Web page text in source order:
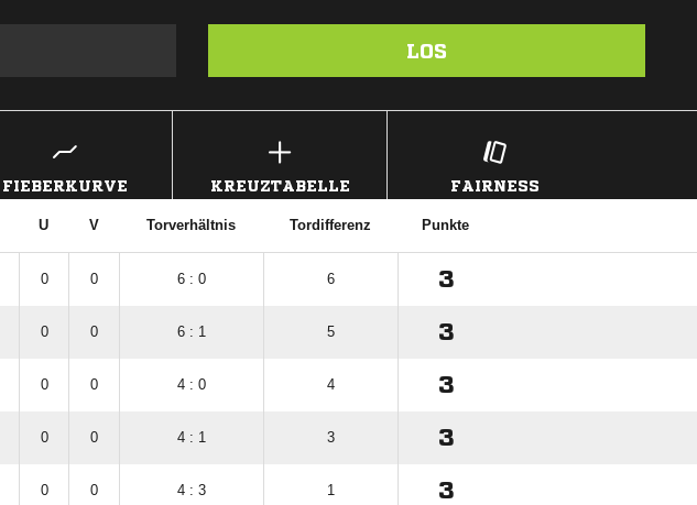
LOS
FIEBERKURVE KREUZTABELLE FAIRNESS
U V Torverhältnis Tordifferenz Punkte
0 0 6 : 0 6 3
0 0 6 : 1 5 3
0 0 4 : 0 4 3
0 0 4 : 1 3 3
0 0 4 : 3 1 3